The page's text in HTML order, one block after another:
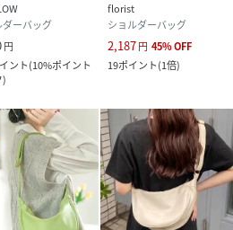
クス
テル
GYE-F NV1987
ダーバッグ
円
ント(10%ポイント
)
florist
ショルダーバッグ
2,187円 45%OFF
19ポイント(1倍)